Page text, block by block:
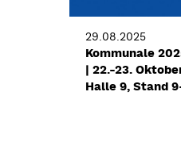
29.08.2025
Kommunale
| 22.-23.
Halle 9, Stand